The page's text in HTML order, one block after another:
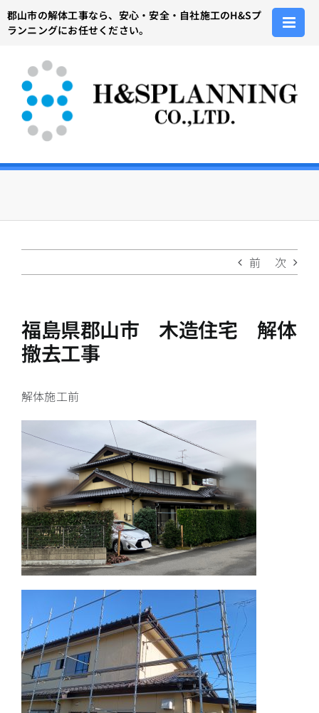
Skip
to
郡山市の解体工事なら、安心・安全・自社施工のH&Sプ
ランニングにお任せください。
前 次
福島県郡山市 木造住宅 解体
撤去工事
解体施工前